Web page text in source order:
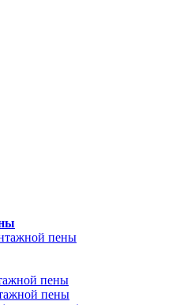
пены
пены
пены